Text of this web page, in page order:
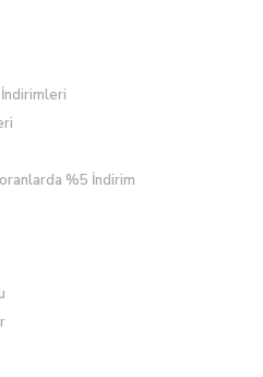
%5 İndirim